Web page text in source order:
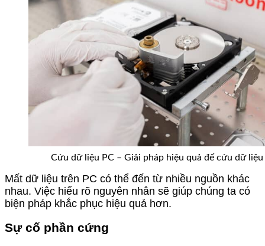
Cứu dữ liệu PC – Giải pháp hiệu quả để cứu dữ
Mất dữ liệu trên PC có thể đến từ nhiều nguồn khác
nhau. Việc hiểu rõ nguyên nhân sẽ giúp chúng ta có
biện pháp khắc phục hiệu quả hơn.
Sự cố phần cứng